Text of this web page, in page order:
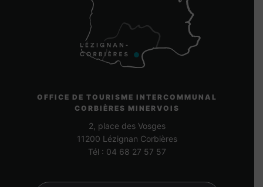
OFFICE DE TOURISME INTERCOMMUNAL
CORBIÈRES MINERVOIS
2, place des Vosges
11200 Lézignan Corbières
Tél : 04 68 27 57 57